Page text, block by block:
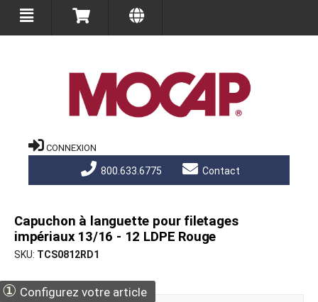
CONNEXION
800.633.6775 Contact
Capuchon à languette pour filetages
impériaux 13/16 - 12 LDPE Rouge
SKU TCS0812RD1
① Configurez votre article